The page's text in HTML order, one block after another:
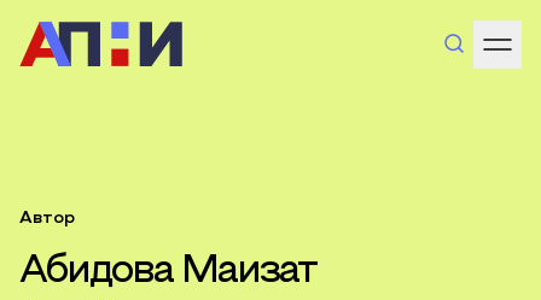
Автор
Абидова Маизат